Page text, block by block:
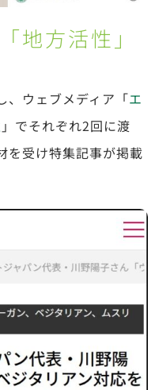
地方活性」
、ウェブメディア「エ
」でそれぞれ2回に渡
を受け特集記事が掲載